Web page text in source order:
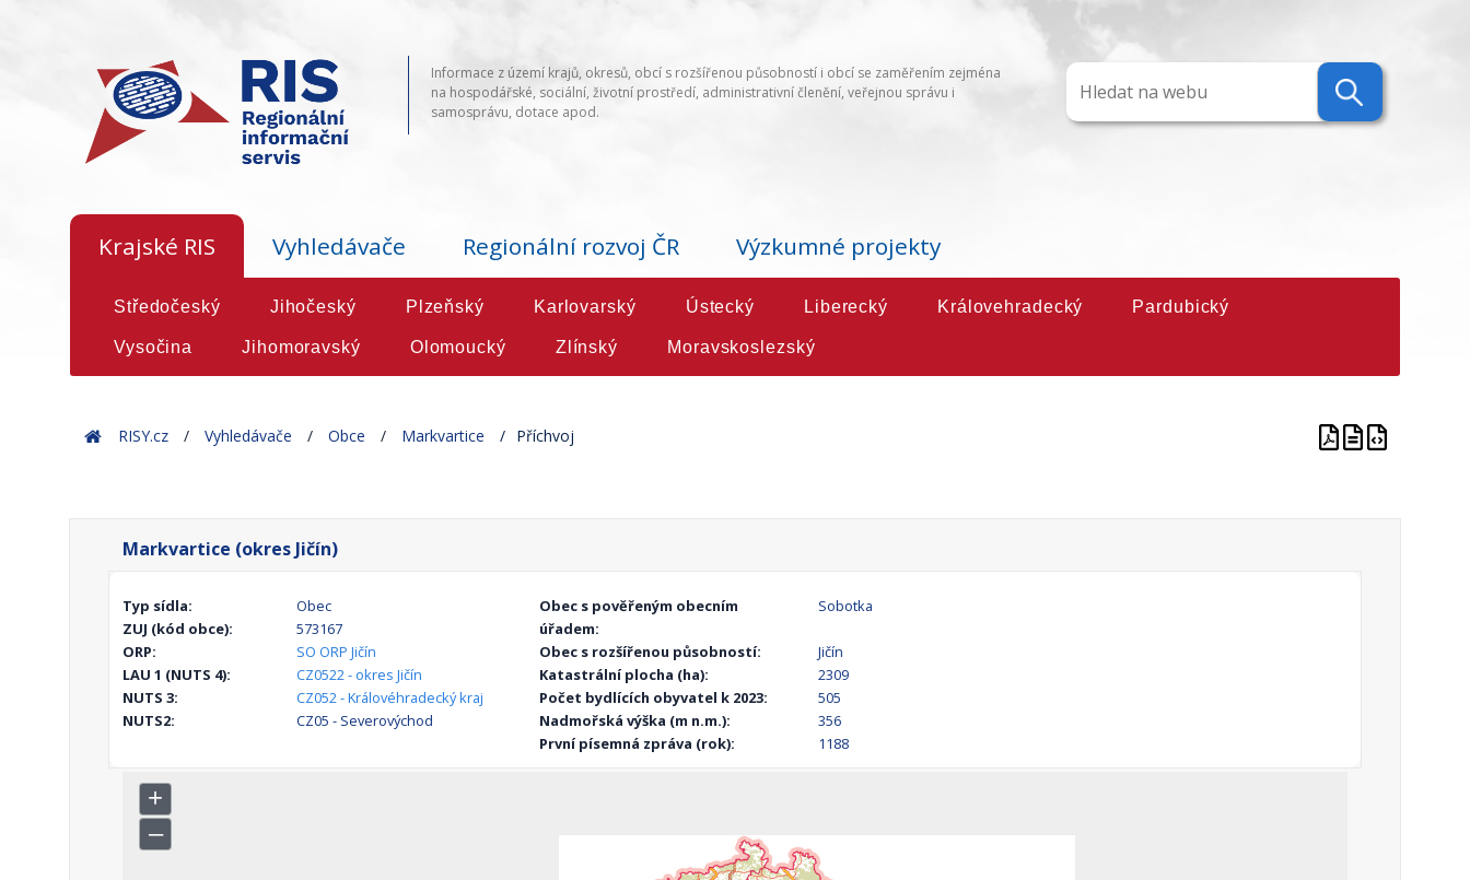
Informace z území krajů, okresů, obcí s rozšířenou působností i obcí se zaměřením zejména
na hospodářské, sociální, životní prostředí, administrativní členění, veřejnou správu i
samosprávu, dotace apod.
Krajské RIS Vyhledávače Regionální rozvoj ČR Výzkumné projekty
Středočeský Jihočeský Plzeňský Karlovarský Ústecký Liberecký Královehradecký Pardubický
Vysočina Jihomoravský Olomoucký Zlínský Moravskoslezský
HomeRISY.cz Vyhledávače Obce Markvartice Příchvoj
Markvartice (okres Jičín)
Typ sídla:
Obec
ZUJ (kód obce):
573167
ORP:
SO ORP Jičín
LAU 1 (NUTS 4):
CZ0522 - okres Jičín
NUTS 3:
CZ052 - Královéhradecký kraj
NUTS2:
CZ05 - Severovýchod
Obec s pověřeným obecním
úřadem:
Sobotka
Obec s rozšířenou působností:
Jičín
Katastrální plocha (ha):
2309
Počet bydlících obyvatel k 2023:
505
Nadmořská výška (m n.m.):
356
První písemná zpráva (rok):
1188